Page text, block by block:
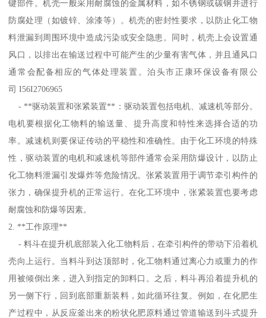
键部件。机壳一般采用耐腐蚀的金属材料，如不锈钢或碳钢并进行
防腐处理（如镀锌、涂漆等）。机壳的密封性要求，以防止化工物
料泄漏到周围环境中造成污染或安全隐患。同时，机壳上会设置通
风口，以排出在输送过程中可能产生的少量有害气体，并且通风口
通常会配备相应的气体处理装置。泊头市正康环保设备有限公
司 I56I2706965
- **驱动装置和张紧装置**：驱动装置包括电机、减速机等部分。
电机要根据化工物料的输送量、提升高度和特性来选择合适的功
率。减速机则要保证传动的平稳性和准确性。由于化工环境的特殊
性，驱动装置的电机和减速机等部件通常会采用防爆设计，以防止
化工物料泄漏引发爆炸等危险情况。张紧装置用于调节牵引构件的
张力，确保提升机的正常运行。在化工环境中，张紧装置也要考虑
耐腐蚀和防爆等因素。
2. **工作原理**
- 料斗在提升机底部装入化工物料后，在牵引构件的带动下沿着机
壳向上运行。当料斗到达顶部时，化工物料通过离心力或重力的作
用被倾倒出来，进入到指定的卸料口。之后，料斗再沿着提升机的
另一侧下行，回到底部重新装料，如此循环往复。例如，在化肥生
产过程中，从反应釜出来的粉状化肥原料通过管道输送到斗式提升